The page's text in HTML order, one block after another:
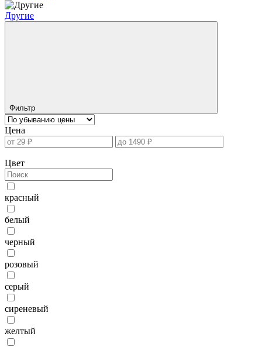
Другие
Фильтр
Цена
Цвет
красный
белый
черный
розовый
серый
сиреневый
желтый